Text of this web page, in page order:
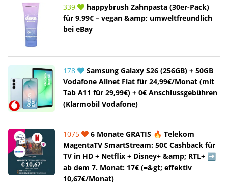
339
happybrush Zahnpasta (30er-Pack)
für 9,99€ – vegan &amp; umweltfreundlich
bei eBay
178
Samsung Galaxy S26 (256GB) + 50GB
Vodafone Allnet Flat für 24,99€/Monat (mit
Tab A11 für 29,99€) + 0€ Anschlussgebühren
(Klarmobil Vodafone)
1075
6 Monate GRATIS 🔥 Telekom
MagentaTV SmartStream: 50€ Cashback für
TV in HD + Netflix + Disney+ &amp; RTL+ ➡️
ab dem 7. Monat: 17€ (=&gt; effektiv
10,67€/Monat)